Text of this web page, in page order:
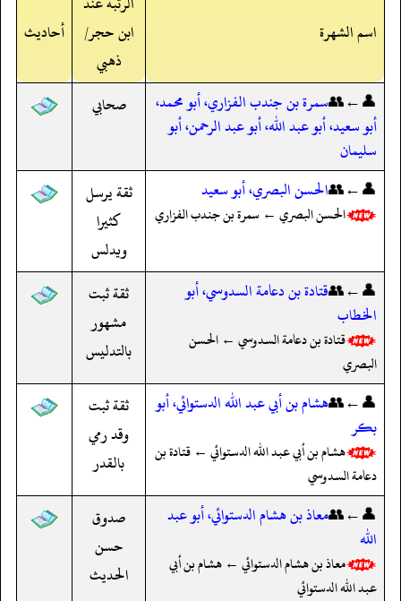
اسم الشهرة
ابن حجر/
ذهبي
أحاديث
👤←👥سمرة بن جندب الفزاري، أبو محمد،
أبو سعيد، أبو عبد الله، أبو عبد الرحمن، أبو
سليمان
صحابي
👤←👥الحسن البصري، أبو سعيد
الحسن البصري ← سمرة بن جندب الفزاري
ثقة يرسل
كثيرا
ويدلس
👤←👥قتادة بن دعامة السدوسي، أبو
الخطاب
قتادة بن دعامة السدوسي ← الحسن
البصري
ثقة ثبت
مشهور
بالتدليس
👤←👥هشام بن أبي عبد الله الدستوائي، أبو
بكر
هشام بن أبي عبد الله الدستوائي ← قتادة بن
دعامة السدوسي
ثقة ثبت
وقد رمي
بالقدر
👤←👥معاذ بن هشام الدستوائي، أبو عبد
الله
معاذ بن هشام الدستوائي ← هشام بن أبي
عبد الله الدستوائي
صدوق
حسن
الحديث